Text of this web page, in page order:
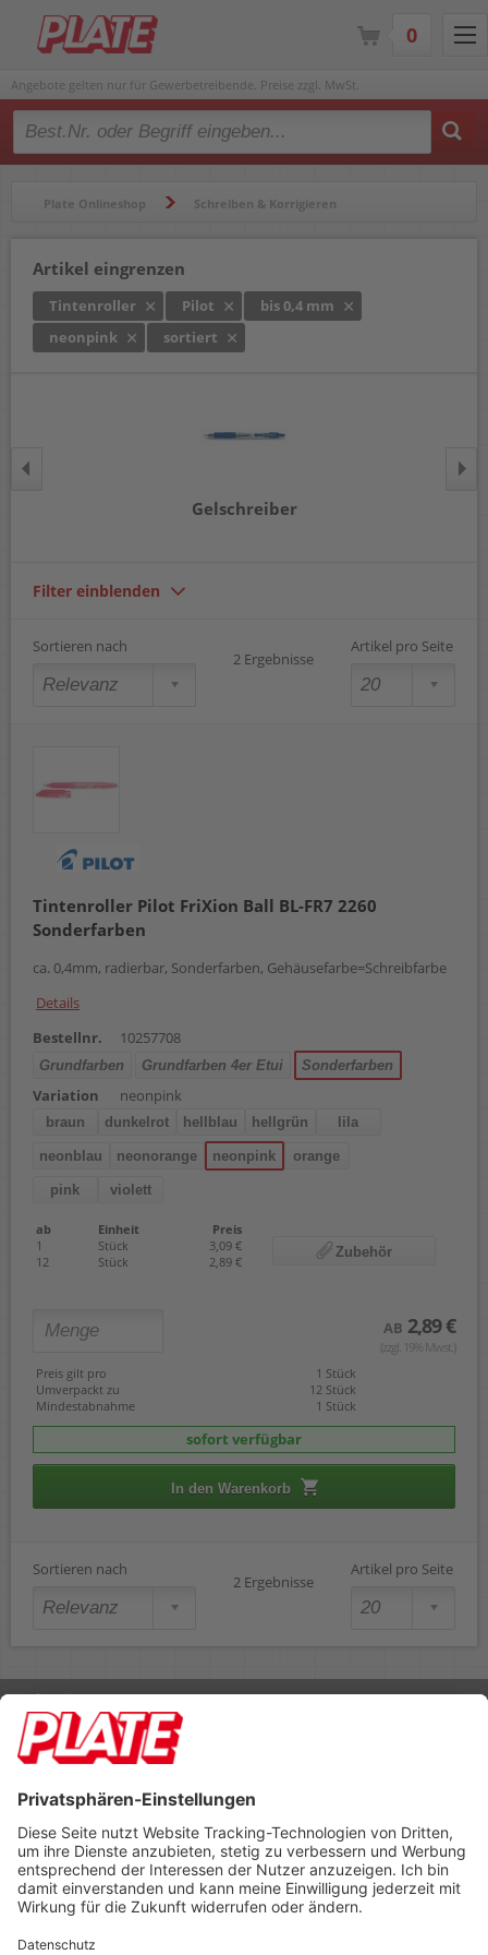
Angebote gelten nur für Gewerbetreibende. Preise zzgl. MwSt.
Type 2 or more characters for results.
Plate Onlineshop Schreiben & Korrigieren
Artikel eingrenzen
Tintenroller Pilot
bis 0,4 mm
neonpink
sortiert
Gelschreiber
Filter einblenden
Sortieren nach
2 Ergebnisse
Artikel pro Seite
Tintenroller Pilot FriXion Ball BL-FR7 2260
Sonderfarben
ca. 0,4mm, radierbar, Sonderfarben, Gehäusefarbe=Schreibfarbe
Details
Bestellnr.
10257708
Grundfarben Grundfarben 4er Etui Sonderfarben
Variation neonpink
braun dunkelrot hellblau hellgrün lila
neonblau neonorange neonpink orange
pink violett
ab Einheit
Preis
1
Stück
3,09 €
12
Stück 2,89 €
Zubehör
AB 2,89 €
(zzgl. 19% Mwst.)
Preis gilt pro
1 Stück
Umverpackt zu
12 Stück
Mindestabnahme
1 Stück
sofort verfügbar
In den Warenkorb
Sortieren nach
2 Ergebnisse
Artikel pro Seite
Rufen Sie uns an 04298 401-0
Lieferbedingungen Impressum
Footer anzeigen
PLATE Büromaterial Vertriebs GmbH
Hilligenwarf 5
0